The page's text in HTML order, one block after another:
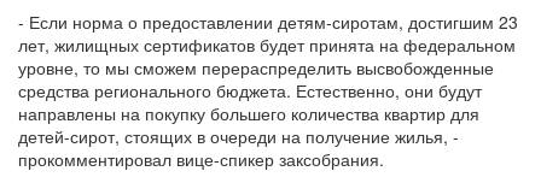
- Если норма о предоставлении детям-сиротам, достигшим 23
лет, жилищных сертификатов будет принята на федеральном
уровне, то мы сможем перераспределить высвобожденные
средства регионального бюджета. Естественно, они будут
направлены на покупку большего количества квартир для
детей-сирот, стоящих в очереди на получение жилья, -
прокомментировал вице-спикер заксобрания.